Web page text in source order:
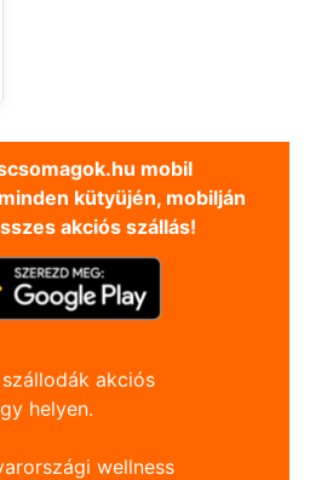
mobil
kütyüjén, mobilján
akciós szállás!
akciós
helyen.
wellness